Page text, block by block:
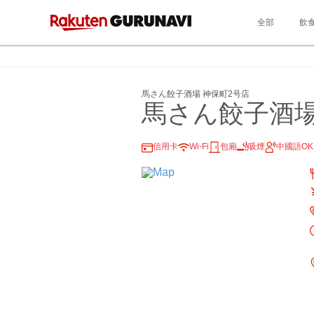
全部 飲
馬さん餃子酒場 神保町2号店
馬さん餃子酒
信用卡 Wi-Fi 包廂 吸煙 中國語OK